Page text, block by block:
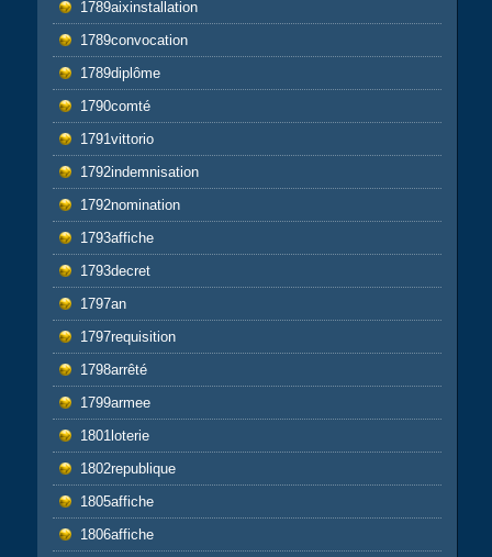
1789aixinstallation
1789convocation
1789diplôme
1790comté
1791vittorio
1792indemnisation
1792nomination
1793affiche
1793decret
1797an
1797requisition
1798arrêté
1799armee
1801loterie
1802republique
1805affiche
1806affiche